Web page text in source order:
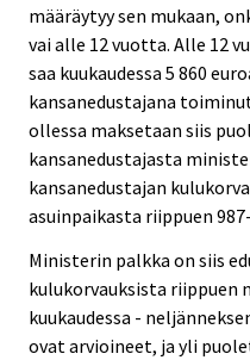
määräytyy sen mukaan,
vai alle 12 vuotta. Alle 12
saa kuukaudessa 5 860
kansanedustajana
ollessa maksetaan siis
kansanedustajasta
kansanedustajan
asuinpaikasta riippuen
Ministerin palkka on siis
kulukorvauksista riippuen
kuukaudessa -
ovat arvioineet, ja yli